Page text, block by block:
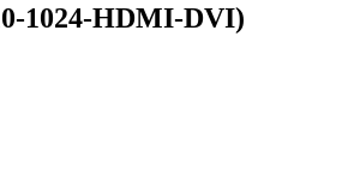
1024-HDMI-DVI)